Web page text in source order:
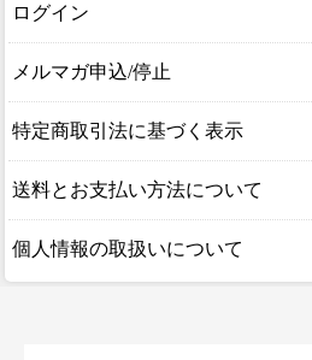
ログイン
メルマガ申込/停止
特定商取引法に基づく表示
送料とお支払い方法について
個人情報の取扱いについて